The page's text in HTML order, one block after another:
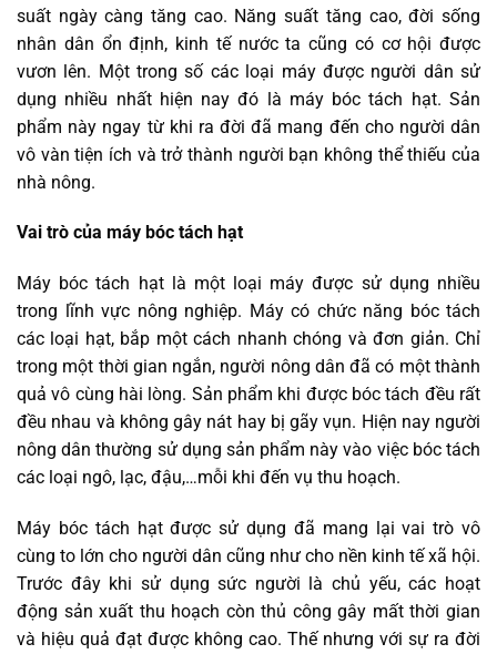
suất ngày càng tăng cao. Năng suất tăng cao, đời sống
nhân dân ổn định, kinh tế nước ta cũng có cơ hội được
vươn lên. Một trong số các loại máy được người dân sử
dụng nhiều nhất hiện nay đó là máy bóc tách hạt. Sản
phẩm này ngay từ khi ra đời đã mang đến cho người dân
vô vàn tiện ích và trở thành người bạn không thể thiếu của
nhà nông.
Vai trò của máy bóc tách hạt
Máy bóc tách hạt là một loại máy được sử dụng nhiều
trong lĩnh vực nông nghiệp. Máy có chức năng bóc tách
các loại hạt, bắp một cách nhanh chóng và đơn giản. Chỉ
trong một thời gian ngắn, người nông dân đã có một thành
quả vô cùng hài lòng. Sản phẩm khi được bóc tách đều rất
đều nhau và không gây nát hay bị gãy vụn. Hiện nay người
nông dân thường sử dụng sản phẩm này vào việc bóc tách
các loại ngô, lạc, đậu,…mỗi khi đến vụ thu hoạch.
Máy bóc tách hạt được sử dụng đã mang lại vai trò vô
cùng to lớn cho người dân cũng như cho nền kinh tế xã hội.
Trước đây khi sử dụng sức người là chủ yếu, các hoạt
động sản xuất thu hoạch còn thủ công gây mất thời gian
và hiệu quả đạt được không cao. Thế nhưng với sự ra đời